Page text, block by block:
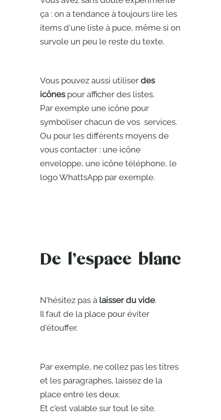
ça : on a tendance à toujours lire les
items d'une liste à puce, même si on
survole un peu le reste du texte.
Vous pouvez aussi utiliserdes
icônes pour afficher des listes.
Par exemple une icône pour
symboliser chacun de vos services.
Ou pour les différents moyens de
vous contacter : une icône
enveloppe, une icône téléphone, le
logo WhattsApp par exemple.
De l’espace blanc
N'hésitez pas àlaisser du vide.
Il faut de la place pour éviter
d'étouffer.
Par exemple, ne collez pas les titres
et les paragraphes, laissez de la
place entre les deux.
Et c'est valable sur tout le site.